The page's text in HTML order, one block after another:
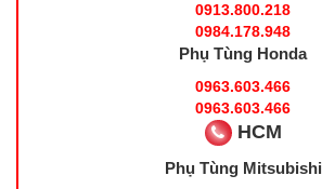
0913.800.218
0984.178.948
Phụ Tùng Honda
0963.603.466
0963.603.466
HCM
Phụ Tùng Mitsubishi